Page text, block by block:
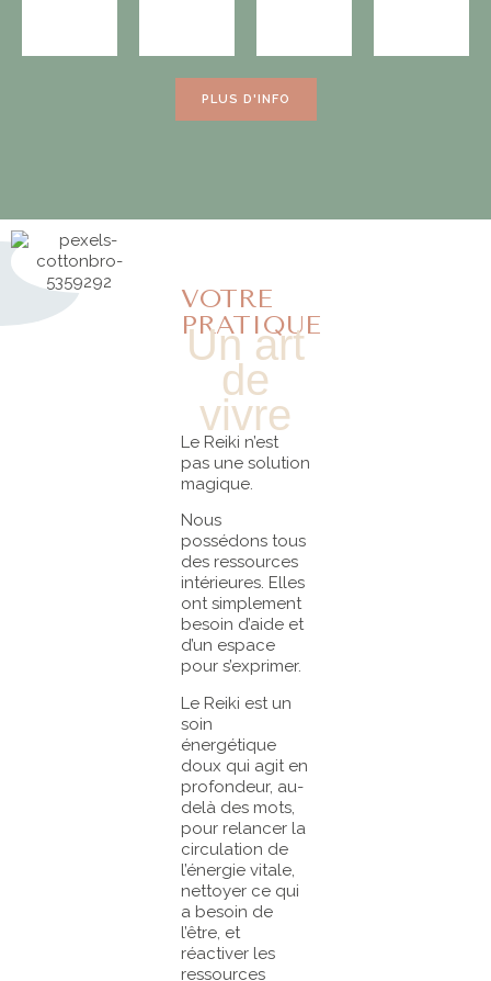
PLUS D'INFO
VOTRE
PRATIQUE
Un art
de
vivre
Le Reiki n’est
pas une solution
magique.
Nous
possédons tous
des ressources
intérieures. Elles
ont simplement
besoin d’aide et
d’un espace
pour s’exprimer.
Le Reiki est un
soin
énergétique
doux qui agit en
profondeur, au-
delà des mots,
pour relancer la
circulation de
l’énergie vitale,
nettoyer ce qui
a besoin de
l’être, et
réactiver les
ressources